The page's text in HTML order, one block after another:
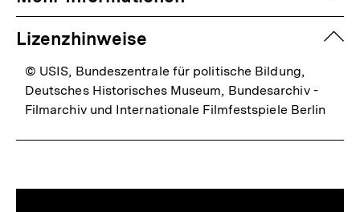
Lizenzhinweise
© USIS, Bundeszentrale für politische Bildung,
Deutsches Historisches Museum, Bundesarchiv -
Filmarchiv und Internationale Filmfestspiele Berlin